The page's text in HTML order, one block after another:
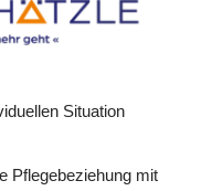
Situation
Pflegebeziehung mit